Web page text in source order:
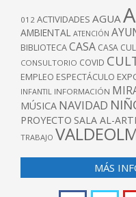
012 ACTIVIDADES AGUA
AMBIENTAL ATENCIÓN
BIBLIOTECACASA CASA
CONSULTORIO COVID
EMPLEO ESPECTÁCULO
INFANTIL INFORMACIÓN
MÚSICA NAVIDAD
PROYECTO SALA AL-
TRABAJO
MÁS